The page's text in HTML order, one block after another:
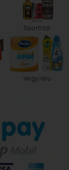
Sportital
Vegyiáru